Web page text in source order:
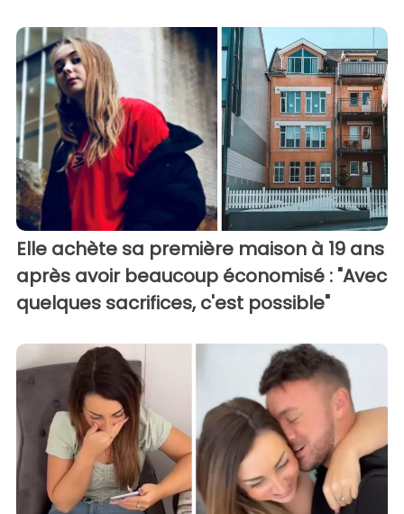
Elle achète sa première maison à 19 ans
après avoir beaucoup économisé : "Avec
quelques sacrifices, c'est possible"